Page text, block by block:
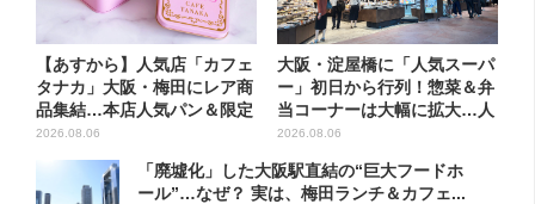
【あすから】人気店「カフェ
タナカ」大阪・梅田にレア商
品集結…本店人気パン＆限定
ク...
2026.08.06
大阪・淀屋橋に「人気スーパ
ー」初日から行列！惣菜＆弁
当コーナーは大幅に拡大…人
気...
2026.08.06
「廃墟化」した大阪駅直結の“巨大フードホ
ール”…なぜ？ 実は、梅田ランチ＆カフェ...